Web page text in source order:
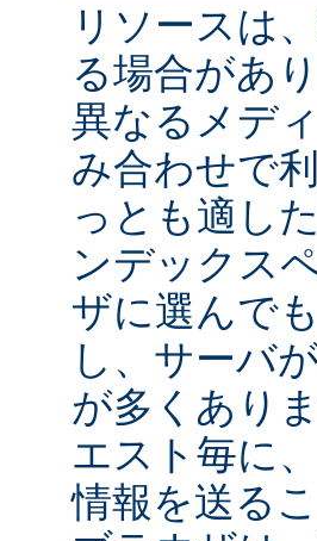
リソースは
る場合があ
異なるメデ
み合わせで
っとも適し
ンデックス
ザに選んで
し、サーバ
が多くあり
エスト毎に
情報を送る